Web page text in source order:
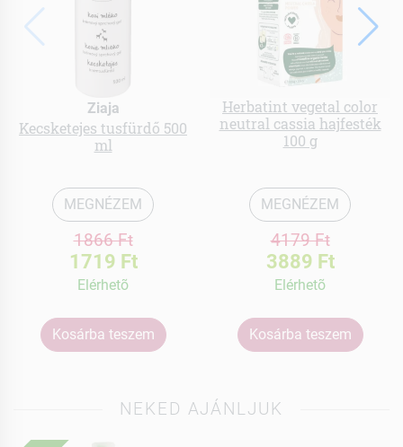
Ziaja
Kecsketejes tusfürdő 500
ml
MEGNÉZEM
1866 Ft
1719 Ft
Elérhetõ
Kosárba teszem
Herbatint vegetal color
neutral cassia hajfesték
100 g
MEGNÉZEM
4179 Ft
3889 Ft
Elérhetõ
Kosárba teszem
NEKED AJÁNLJUK